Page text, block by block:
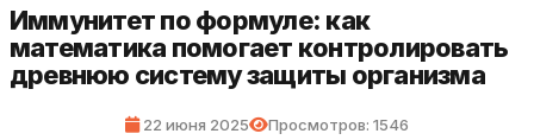
Иммунитет по формуле: как
математика помогает контролировать
древнюю систему защиты организма
22 июня 2025 Просмотров: 1546